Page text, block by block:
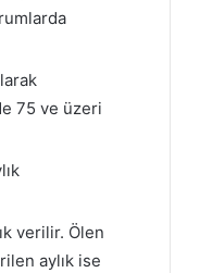
75 ve üzeri
verilir. Ölen
aylık ise